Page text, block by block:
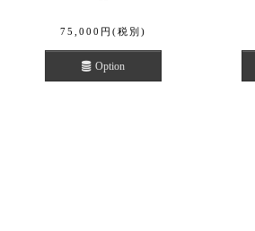
75,000 円 (税別)
Option